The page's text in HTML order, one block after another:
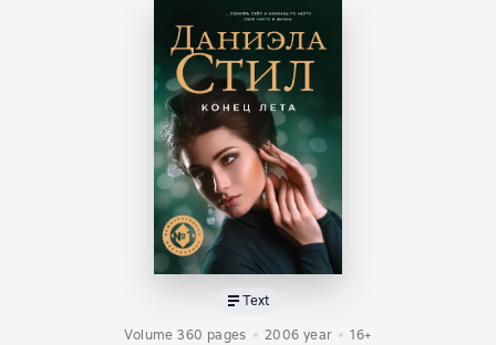
Text
Volume 360 pages
2006 year 16+